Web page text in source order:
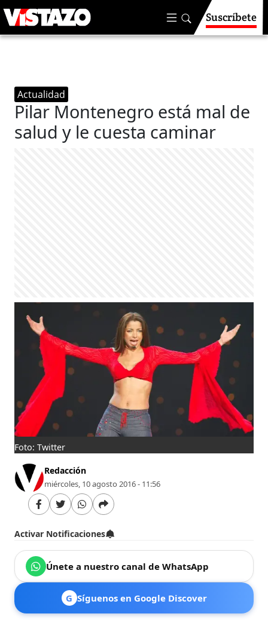
Suscríbete
Actualidad
Pilar Montenegro está mal de
salud y le cuesta caminar
Foto: Twitter
Redacción
miércoles, 10 agosto 2016 - 11:56
Activar Notificaciones
Únete a nuestro canal de WhatsApp
G Síguenos en Google Discover